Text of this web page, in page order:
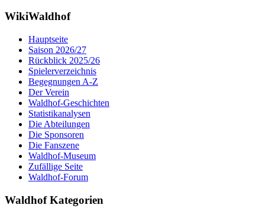
WikiWaldhof
Hauptseite
Saison 2026/27
Rückblick 2025/26
Spielerverzeichnis
Begegnungen A-Z
Der Verein
Waldhof-Geschichten
Statistikanalysen
Die Abteilungen
Die Sponsoren
Die Fanszene
Waldhof-Museum
Zufällige Seite
Waldhof-Forum
Waldhof Kategorien